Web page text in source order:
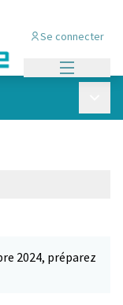
Se connecter
2024, préparez